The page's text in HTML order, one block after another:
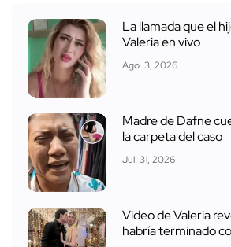
La llamada que el
Valeria en vivo
Ago. 3, 2026
Madre de Dafne
la carpeta del caso
Jul. 31, 2026
Video de Valeria
habría terminado